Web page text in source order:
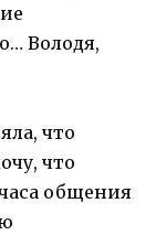
Володя,
что
что
общения